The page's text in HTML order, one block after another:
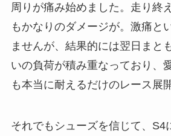
周りが痛み始めました。走り終
もかなりのダメージが。激痛と
ませんが、結果的には翌日まと
いの負荷が積み重なっており、
も本当に耐えるだけのレース展
それでもシューズを信じて、S4